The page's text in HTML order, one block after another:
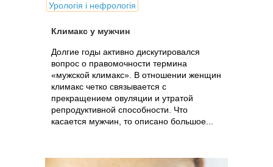
Урологія і нефрологія
Климакс у мужчин
Долгие годы активно дискутировался
вопрос о правомочности термина
«мужской климакс». В отношении женщин
климакс четко связывается с
прекращением овуляции и утратой
репродуктивной способности. Что
касается мужчин, то описано большое...